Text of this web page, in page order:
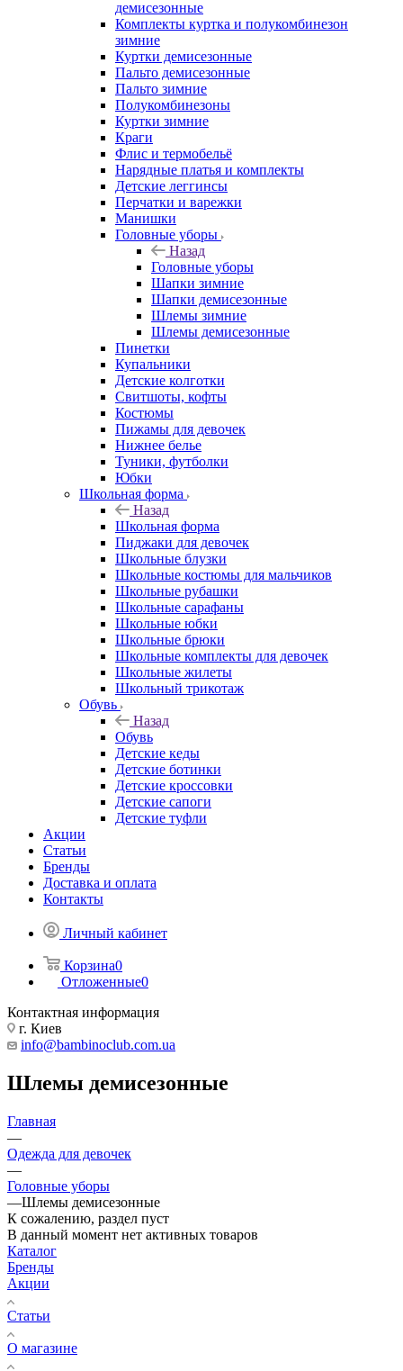
демисезонные
Комплекты куртка и полукомбинезон
зимние
Куртки демисезонные
Пальто демисезонные
Пальто зимние
Полукомбинезоны
Куртки зимние
Краги
Флис и термобельё
Нарядные платья и комплекты
Детские леггинсы
Перчатки и варежки
Манишки
Головные уборы
Назад
Головные уборы
Шапки зимние
Шапки демисезонные
Шлемы зимние
Шлемы демисезонные
Пинетки
Купальники
Детские колготки
Свитшоты, кофты
Костюмы
Пижамы для девочек
Нижнее белье
Туники, футболки
Юбки
Школьная форма
Назад
Школьная форма
Пиджаки для девочек
Школьные блузки
Школьные костюмы для мальчиков
Школьные рубашки
Школьные сарафаны
Школьные юбки
Школьные брюки
Школьные комплекты для девочек
Школьные жилеты
Школьный трикотаж
Обувь
Назад
Обувь
Детские кеды
Детские ботинки
Детские кроссовки
Детские сапоги
Детские туфли
Акции
Статьи
Бренды
Доставка и оплата
Контакты
Личный кабинет
Корзина0
Отложенные0
Контактная информация
г. Киев
info@bambinoclub.com.ua
Шлемы демисезонные
Главная
—
Одежда для девочек
—
Головные уборы
—Шлемы демисезонные
К сожалению, раздел пуст
В данный момент нет активных товаров
Каталог
Бренды
Акции
Статьи
О магазине